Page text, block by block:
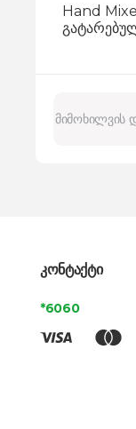
Hand
კონტაქტი
*6060